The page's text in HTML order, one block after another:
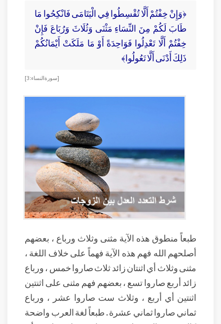
﴿وَإِنْ خِفْتُمْ أَلَّا تُقْسِطُوا فِي الْيَتَامَى فَانْكِحُوا مَا
طَابَ لَكُمْ مِنَ النِّسَاءِ مَثْنَى وَثُلَاثَ وَرُبَاعَ فَإِنْ
خِفْتُمْ أَلَّا تَعْدِلُوا فَوَاحِدَةً أَوْ مَا مَلَكَتْ أَيْمَانُكُمْ
ذَلِكَ أَدْنَى أَلَّا تَعُولُوا﴾
[سورة النساء : 3]
طبعاً منطوق هذه الآية مثنى وثلاث ورباع ، بعضهم
أصلحهم الله فهم هذه الآية فهماً على خلاف اللغة ،
مثنى وثلاث أي اثنتان زائد ثلاث صاروا خمس ، ورباع
زائد أربع صاروا تسع ، بعضهم فهم مثنى على اثنتين
اثنتين أي أربع ، وثلاث ست صاروا عشر ، ورباع
ثماني صاروا ثماني عشرة . طبعاً لغة العرب واضحة